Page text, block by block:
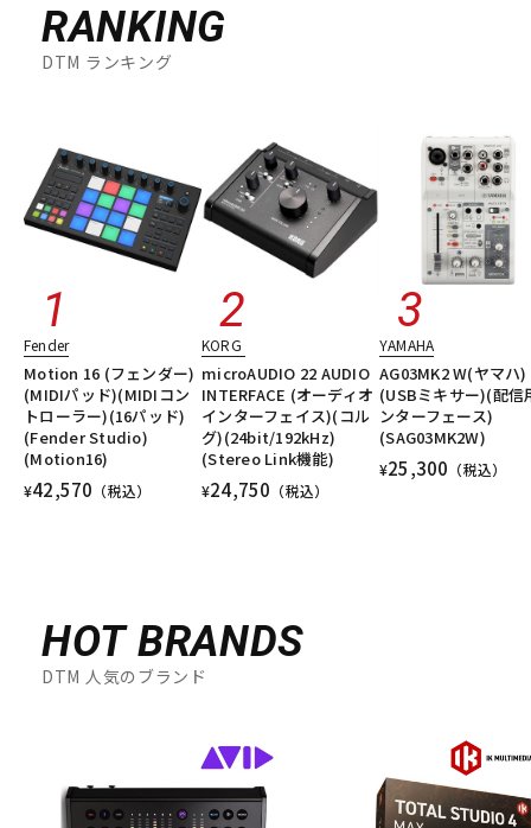
中古
RANKING
DTM ランキング
Fender
Motion 16 (フェンダー)
(MIDIパッド)(MIDIコン
トローラー)(16パッド)
(Fender Studio)
(Motion16)
¥42,570 （税込）
KORG
microAUDIO 22 AUDIO
INTERFACE (オーディオ
インターフェイス)(コル
グ)(24bit/192kHz)
(Stereo Link機能)
¥24,750 （税込）
YAMAHA
AG03MK2 W(ヤマハ)
(USBミキサー)(配信
ンターフェース)
(SAG03MK2W)
¥25,300 （税込）
HOT BRANDS
DTM 人気のブランド